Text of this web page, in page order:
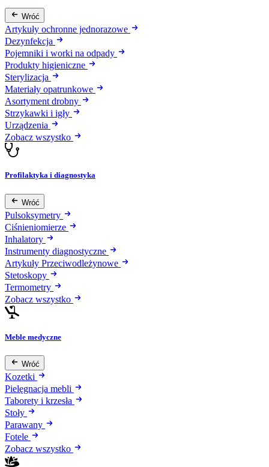
Wróć
Artykuły ochronne jednorazowe
Dezynfekcja
Pojemniki i worki na odpady
Produkty higieniczne
Sterylizacja
Materiały opatrunkowe
Asortyment drobny
Strzykawki i igły
Urządzenia
Zobacz wszystko
Profilaktyka i diagnostyka
Wróć
Pulsoksymetry
Ciśnieniomierze
Inhalatory
Instrumenty diagnostyczne
Artykuły Przeciwodleżynowe
Stetoskopy
Termometry
Zobacz wszystko
Meble medyczne
Wróć
Kozetki
Pielęgnacja mebli
Taborety i krzesła
Stoły
Parawany
Fotele
Zobacz wszystko